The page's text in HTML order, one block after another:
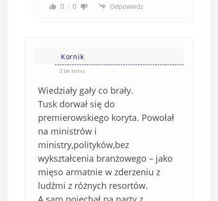
0 0 Odpowiedz
Kornik
2 lat temu
Wiedziały gały co brały.
Tusk dorwał się do
premierowskiego koryta. Powołał
na ministrów i
ministry,polityków,bez
wykształcenia branżowego – jako
mięso armatnie w zderzeniu z
ludźmi z różnych resortów.